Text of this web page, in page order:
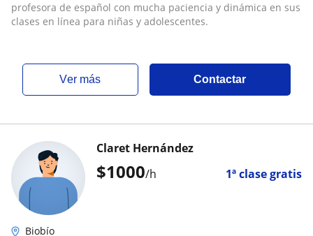
profesora de español con mucha paciencia y dinámica en sus
clases en línea para niñas y adolescentes.
ver más Contactar
$1000/h 1ª clase gratis
Claret Hernández
Biobío